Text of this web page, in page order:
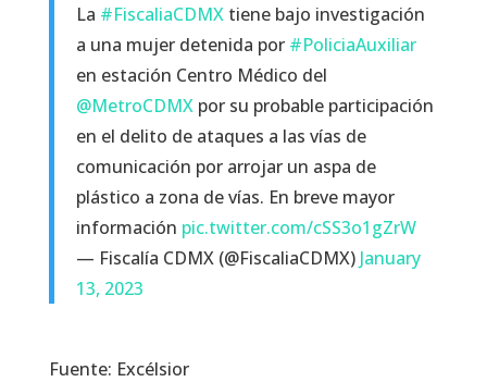
La #FiscaliaCDMXtiene bajo investigación
a una mujer detenida por #PoliciaAuxiliar
en estación Centro Médico del
@MetroCDMXpor su probable participación
en el delito de ataques a las vías de
comunicación por arrojar un aspa de
plástico a zona de vías. En breve mayor
información pic.twitter.com/cSS3o1gZrW
— Fiscalía CDMX (@FiscaliaCDMX) January
13, 2023
Fuente: Excélsior